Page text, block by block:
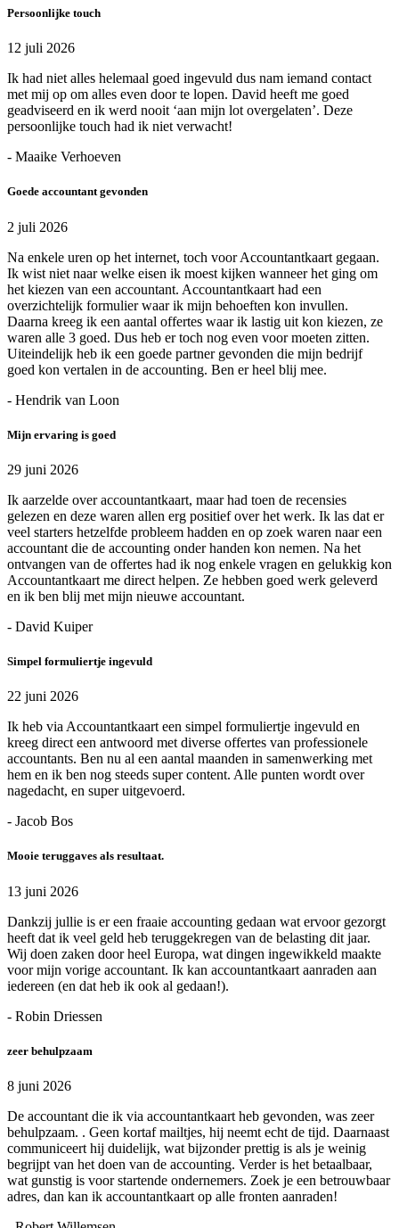
Persoonlijke touch
12 juli 2026
Ik had niet alles helemaal goed ingevuld dus nam iemand contact
met mij op om alles even door te lopen. David heeft me goed
geadviseerd en ik werd nooit ‘aan mijn lot overgelaten’. Deze
persoonlijke touch had ik niet verwacht!
- Maaike Verhoeven
Goede accountant gevonden
2 juli 2026
Na enkele uren op het internet, toch voor Accountantkaart gegaan.
Ik wist niet naar welke eisen ik moest kijken wanneer het ging om
het kiezen van een accountant. Accountantkaart had een
overzichtelijk formulier waar ik mijn behoeften kon invullen.
Daarna kreeg ik een aantal offertes waar ik lastig uit kon kiezen, ze
waren alle 3 goed. Dus heb er toch nog even voor moeten zitten.
Uiteindelijk heb ik een goede partner gevonden die mijn bedrijf
goed kon vertalen in de accounting. Ben er heel blij mee.
- Hendrik van Loon
Mijn ervaring is goed
29 juni 2026
Ik aarzelde over accountantkaart, maar had toen de recensies
gelezen en deze waren allen erg positief over het werk. Ik las dat er
veel starters hetzelfde probleem hadden en op zoek waren naar een
accountant die de accounting onder handen kon nemen. Na het
ontvangen van de offertes had ik nog enkele vragen en gelukkig kon
Accountantkaart me direct helpen. Ze hebben goed werk geleverd
en ik ben blij met mijn nieuwe accountant.
- David Kuiper
Simpel formuliertje ingevuld
22 juni 2026
Ik heb via Accountantkaart een simpel formuliertje ingevuld en
kreeg direct een antwoord met diverse offertes van professionele
accountants. Ben nu al een aantal maanden in samenwerking met
hem en ik ben nog steeds super content. Alle punten wordt over
nagedacht, en super uitgevoerd.
- Jacob Bos
Mooie teruggaves als resultaat.
13 juni 2026
Dankzij jullie is er een fraaie accounting gedaan wat ervoor gezorgt
heeft dat ik veel geld heb teruggekregen van de belasting dit jaar.
Wij doen zaken door heel Europa, wat dingen ingewikkeld maakte
voor mijn vorige accountant. Ik kan accountantkaart aanraden aan
iedereen (en dat heb ik ook al gedaan!).
- Robin Driessen
zeer behulpzaam
8 juni 2026
De accountant die ik via accountantkaart heb gevonden, was zeer
behulpzaam. . Geen kortaf mailtjes, hij neemt echt de tijd. Daarnaast
communiceert hij duidelijk, wat bijzonder prettig is als je weinig
begrijpt van het doen van de accounting. Verder is het betaalbaar,
wat gunstig is voor startende ondernemers. Zoek je een betrouwbaar
adres, dan kan ik accountantkaart op alle fronten aanraden!